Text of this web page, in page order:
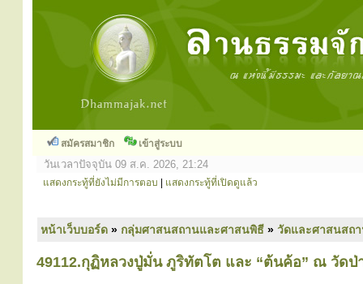
สมัครสมาชิก เข้าสู่ระบบ
วันเวลาปัจจุบัน 09 ส.ค. 2026, 21:24
แสดงกระทู้ที่ยังไม่มีการตอบ แสดงกระทู้ที่เปิดดูแล้ว
หน้าเว็บบอร์ด » กลุ่มศาสนสถานและศาสนพิธี » วัดและศาสนสถ
49112.กุฏิหลวงปู่มั่น ภูริทัตโต และ “ต้นค้อ” ณ วัดป่